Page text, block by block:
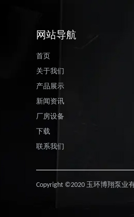
网站导航
首页
关于我们
产品展示
新闻资讯
厂房设备
下载
联系我们
Copyright ©2020 玉环博翔泵业